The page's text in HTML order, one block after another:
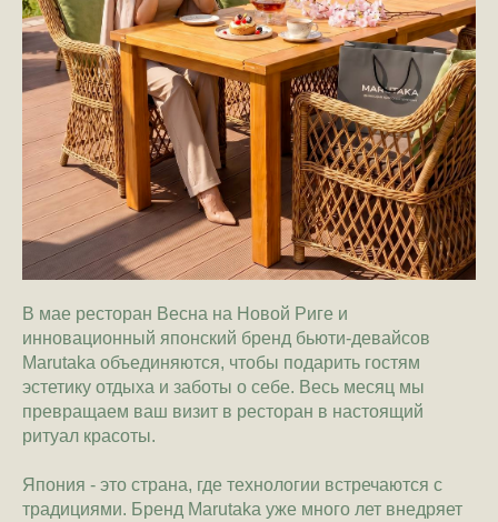
В мае ресторан Весна на Новой Риге и
инновационный японский бренд бьюти-девайсов
Marutaka объединяются, чтобы подарить гостям
эстетику отдыха и заботы о себе. Весь месяц мы
превращаем ваш визит в ресторан в настоящий
ритуал красоты.
Япония - это страна, где технологии встречаются с
традициями. Бренд Marutaka уже много лет внедряет